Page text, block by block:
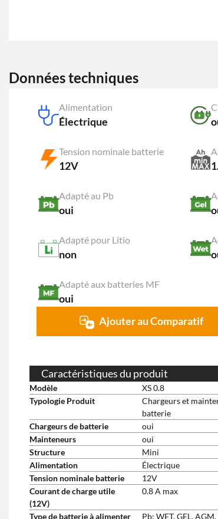
Données techniques
Alimentation
Électrique
Tension nominale batterie
12V
Adapté au Pb
oui
Adapté pour Litio
non
Adapté aux batteries MF
oui
Ajouter au Comparatif
Caractéristiques du produit
Modèle
XS 0.8
Typologie Produit
Chargeurs et
batterie
Chargeurs de batterie
oui
Mainteneurs
oui
Structure
Mini
Alimentation
Électrique
Tension nominale batterie
12V
Courant de charge utile
(12V)
0.8 A max
Type de batterie à alimenter
Pb: WET, GEL,